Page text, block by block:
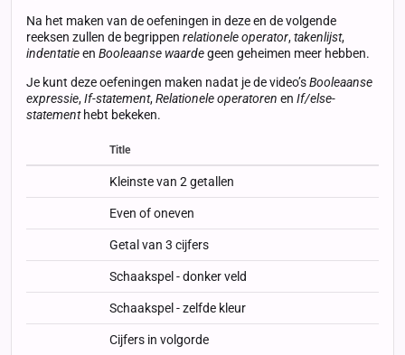
Na het maken van de oefeningen in deze en de volgende
reeksen zullen de begrippen relationele operator,takenlijst,
indentatieen Booleaanse waardegeen geheimen meer hebben.
Je kunt deze oefeningen maken nadat je de video’sBooleaanse
expressie,If-statement,Relationele operatoren en If/else-
statementhebt bekeken.
StatusStatus Type
Title
Kleinste van 2 getallen
Even of oneven
Getal van 3 cijfers
Schaakspel - donker veld
Schaakspel - zelfde kleur
Cijfers in volgorde